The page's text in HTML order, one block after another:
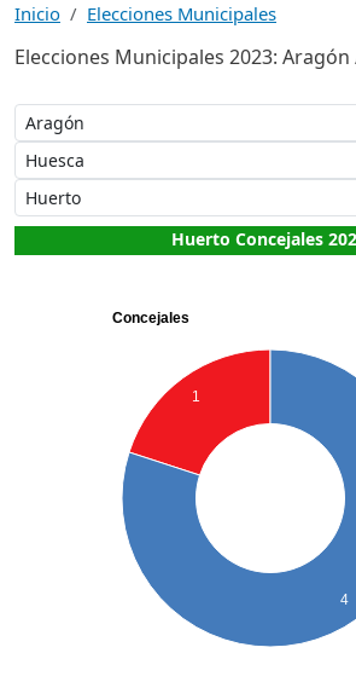
Inicio Elecciones Municipales
Elecciones Municipales 2023:
Huerto Concejales
Concejales
1
4